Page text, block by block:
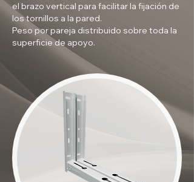
el brazo vertical para facilitar la fijación de
los tornillos a la pared.
Peso por pareja distribuido sobre toda la
superficie de apoyo.